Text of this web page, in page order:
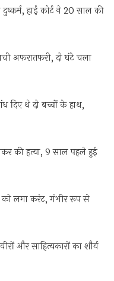
दुष्कर्म, हाई कोर्ट ने 20 साल की
अफरातफरी, दो घंटे चला
दिए थे दो बच्चों के हाथ,
की हत्या, 9 साल पहले हुई
लगा करंट, गंभीर रूप से
और साहित्यकारों का शौर्य